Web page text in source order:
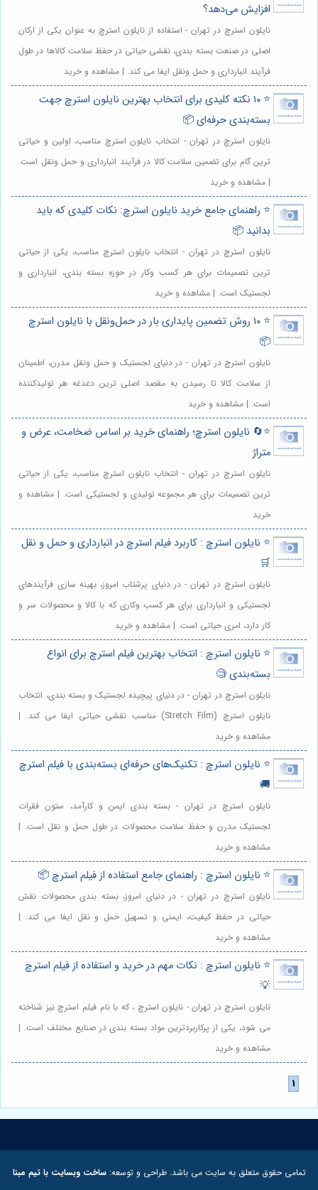
افزایش می‌دهد؟
نایلون استرچ در تهران - استفاده از نایلون استرچ به عنوان یکی از ارکان
اصلی در صنعت بسته بندی، نقشی حیاتی در حفظ سلامت کالاها در طول
فرآیند انبارداری و حمل ونقل ایفا می کند. | مشاهده و خرید
⭐️ ۱۰ نکته کلیدی برای انتخاب بهترین نایلون استرچ جهت
بسته‌بندی حرفه‌ای 📦
نایلون استرچ در تهران - انتخاب نایلون استرچ مناسب، اولین و حیاتی
ترین گام برای تضمین سلامت کالا در فرآیند انبارداری و حمل ونقل است.
| مشاهده و خرید
⭐️ راهنمای جامع خرید نایلون استرچ: نکات کلیدی که باید
بدانید 📦
نایلون استرچ در تهران - انتخاب نایلون استرچ مناسب، یکی از حیاتی
ترین تصمیمات برای هر کسب وکار در حوزه بسته بندی، انبارداری و
لجستیک است. | مشاهده و خرید
⭐️ ۱۰ روش تضمین پایداری بار در حمل‌ونقل با نایلون استرچ
📦
نایلون استرچ در تهران - در دنیای لجستیک و حمل ونقل مدرن، اطمینان
از سلامت کالا تا رسیدن به مقصد اصلی ترین دغدغه هر تولیدکننده
است. | مشاهده و خرید
⭐️🔄 نایلون استرچ؛ راهنمای خرید بر اساس ضخامت، عرض و
متراژ
نایلون استرچ در تهران - انتخاب نایلون استرچ مناسب، یکی از حیاتی
ترین تصمیمات برای هر مجموعه تولیدی و لجستیکی است. | مشاهده و
خرید
⭐️ نایلون استرچ : کاربرد فیلم استرچ در انبارداری و حمل و نقل
🛒
نایلون استرچ در تهران - در دنیای پرشتاب امروز، بهینه سازی فرآیندهای
لجستیکی و انبارداری برای هر کسب وکاری که با کالا و محصولات سر و
کار دارد، امری حیاتی است. | مشاهده و خرید
⭐️ نایلون استرچ : انتخاب بهترین فیلم استرچ برای انواع
بسته‌بندی 🧐
نایلون استرچ در تهران - در دنیای پیچیده لجستیک و بسته بندی، انتخاب
نایلون استرچ (Stretch Film) مناسب نقشی حیاتی ایفا می کند. |
مشاهده و خرید
⭐️ نایلون استرچ : تکنیک‌های حرفه‌ای بسته‌بندی با فیلم استرچ
🚚
نایلون استرچ در تهران - بسته بندی ایمن و کارآمد، ستون فقرات
لجستیک مدرن و حفظ سلامت محصولات در طول حمل و نقل است. |
مشاهده و خرید
⭐️ نایلون استرچ : راهنمای جامع استفاده از فیلم استرچ 📦
نایلون استرچ در تهران - در دنیای امروز، بسته بندی محصولات نقش
حیاتی در حفظ کیفیت، ایمنی و تسهیل حمل و نقل ایفا می کند. |
مشاهده و خرید
⭐️ نایلون استرچ : نکات مهم در خرید و استفاده از فیلم استرچ
💡
نایلون استرچ در تهران - نایلون استرچ ، که با نام فیلم استرچ نیز شناخته
می شود، یکی از پرکاربردترین مواد بسته بندی در صنایع مختلف است. |
مشاهده و خرید
تمامی حقوق متعلق به سایت می باشد. طراحی و توسعه:ساخت وبسایت با تیم مبنا